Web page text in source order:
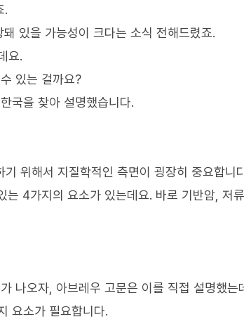
.
있을 가능성이 크다는 소식 전해드렸죠.
요.
있는 걸까요?
국을 찾아 설명했습니다.
위해서 지질학적인 측면이 굉장히 중요합니
4가지의 요소가 있는데요. 바로 기반암, 저
나오자, 아브레우 고문은 이를 직접 설명했는
요소가 필요합니다.